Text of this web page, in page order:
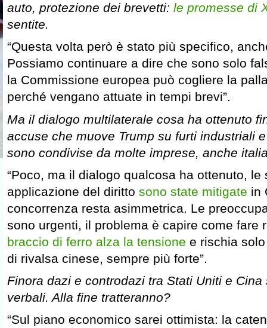
auto, protezione dei brevetti: le promesse di
sentite.
“Questa volta però è stato più specifico,
Possiamo continuare a dire che sono solo
la Commissione europea può cogliere la
perché vengano attuate in tempi brevi”.
Ma il dialogo multilaterale cosa ha ottenuto
accuse che muove Trump su furti industriali
sono condivise da molte imprese, anche
“Poco, ma il dialogo qualcosa ha ottenuto, le
applicazione del diritto sono state mitigate in
concorrenza resta asimmetrica. Le
sono urgenti, il problema è capire come fare
braccio di ferro alza la tensione e rischia
di rivalsa cinese, sempre più forte”.
Finora dazi e controdazi tra Stati Uniti e
verbali. Alla fine tratteranno?
“Sul piano economico sarei ottimista: la